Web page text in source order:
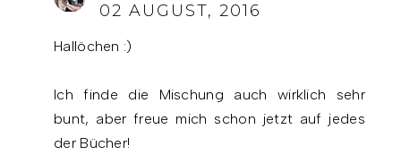
02 AUGUST, 2016
Hallöchen :)
Ich finde die Mischung auch wirklich sehr
bunt, aber freue mich schon jetzt auf jedes
der Bücher!